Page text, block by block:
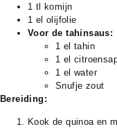
1 tl komijn
1 el olijfolie
Voor de tahinsaus:
1 el tahin
1 el
1 el water
Snufje zout
Bereiding:
Kook de quinoa en